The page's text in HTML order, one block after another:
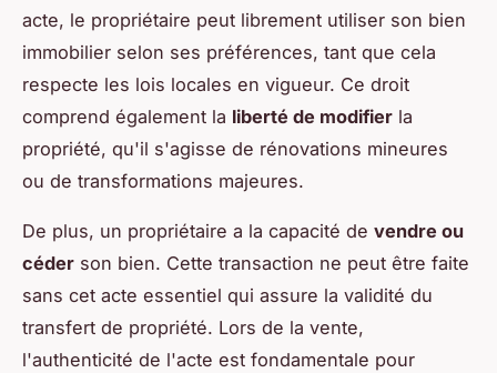
acte, le propriétaire peut librement utiliser son bien
immobilier selon ses préférences, tant que cela
respecte les lois locales en vigueur. Ce droit
comprend également la liberté de modifier la
propriété, qu'il s'agisse de rénovations mineures
ou de transformations majeures.
De plus, un propriétaire a la capacité de vendre ou
céder son bien. Cette transaction ne peut être faite
sans cet acte essentiel qui assure la validité du
transfert de propriété. Lors de la vente,
l'authenticité de l'acte est fondamentale pour